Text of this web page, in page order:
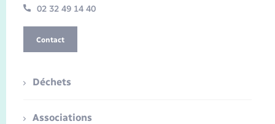
02 32 49 14 40
Contact
Déchets
Associations